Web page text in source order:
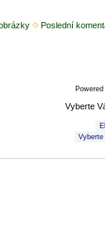
Poslední
Vyberte